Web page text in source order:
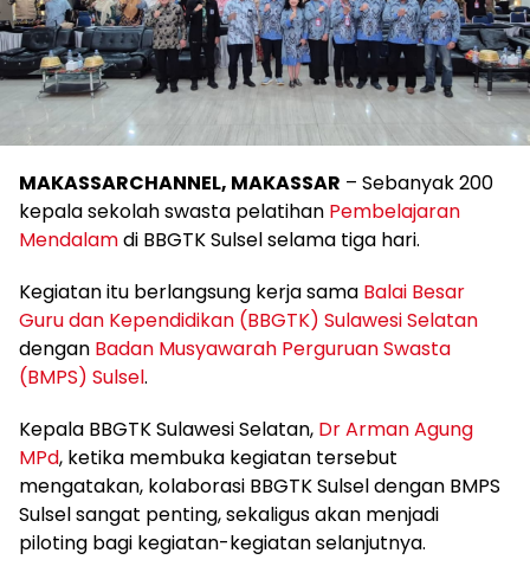
MAKASSARCHANNEL, MAKASSAR – Sebanyak 200
kepala sekolah swasta pelatihan Pembelajaran
Mendalamdi BBGTK Sulsel selama tiga hari.
Kegiatan itu berlangsung kerja sama Balai Besar
Guru dan Kependidikan (BBGTK) Sulawesi Selatan
dengan Badan Musyawarah Perguruan Swasta
(BMPS) Sulsel.
Kepala BBGTK Sulawesi Selatan, Dr Arman Agung
MPd, ketika membuka kegiatan tersebut
mengatakan, kolaborasi BBGTK Sulsel dengan BMPS
Sulsel sangat penting, sekaligus akan menjadi
piloting bagi kegiatan-kegiatan selanjutnya.